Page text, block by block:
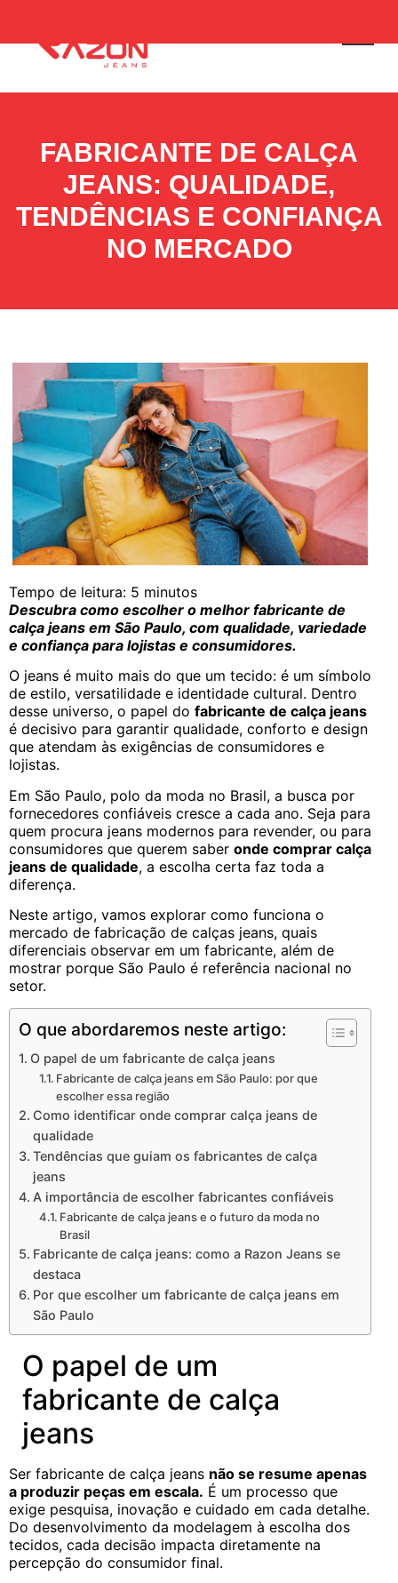
FABRICANTE DE CALÇA
JEANS: QUALIDADE,
TENDÊNCIAS E CONFIANÇA
NO MERCADO
Tempo de leitura: 5 minutos
Descubra como escolher o melhor fabricante de
calça jeans em São Paulo, com qualidade, variedade
e confiança para lojistas e consumidores.
O jeans é muito mais do que um tecido: é um símbolo
de estilo, versatilidade e identidade cultural. Dentro
desse universo, o papel do fabricante de calça jeans
é decisivo para garantir qualidade, conforto e design
que atendam às exigências de consumidores e
lojistas.
Em São Paulo, polo da moda no Brasil, a busca por
fornecedores confiáveis cresce a cada ano. Seja para
quem procura jeans modernos para revender, ou para
consumidores que querem saber onde comprar calça
jeans de qualidade, a escolha certa faz toda a
diferença.
Neste artigo, vamos explorar como funciona o
mercado de fabricação de calças jeans, quais
diferenciais observar em um fabricante, além de
mostrar porque São Paulo é referência nacional no
setor.
O que abordaremos neste artigo:
O papel de um fabricante de calça jeans
Fabricante de calça jeans em São Paulo: por que
escolher essa região
Como identificar onde comprar calça jeans de
qualidade
Tendências que guiam os fabricantes de calça
jeans
A importância de escolher fabricantes confiáveis
Fabricante de calça jeans e o futuro da moda no
Brasil
Fabricante de calça jeans: como a Razon Jeans se
destaca
Por que escolher um fabricante de calça jeans em
São Paulo
O papel de um
fabricante de calça
jeans
Ser fabricante de calça jeans não se resume apenas
a produzir peças em escala. É um processo que
exige pesquisa, inovação e cuidado em cada detalhe.
Do desenvolvimento da modelagem à escolha dos
tecidos, cada decisão impacta diretamente na
percepção do consumidor final.